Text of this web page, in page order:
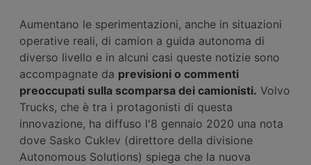
Aumentano le sperimentazioni, anche in situazioni
operative reali, di camion a guida autonoma di
diverso livello e in alcuni casi queste notizie sono
accompagnate da previsioni o commenti
preoccupati sulla scomparsa dei camionisti. Volvo
Trucks, che è tra i protagonisti di questa
innovazione, ha diffuso l'8 gennaio 2020 una nota
dove Sasko Cuklev (direttore della divisione
Autonomous Solutions) spiega che la nuova